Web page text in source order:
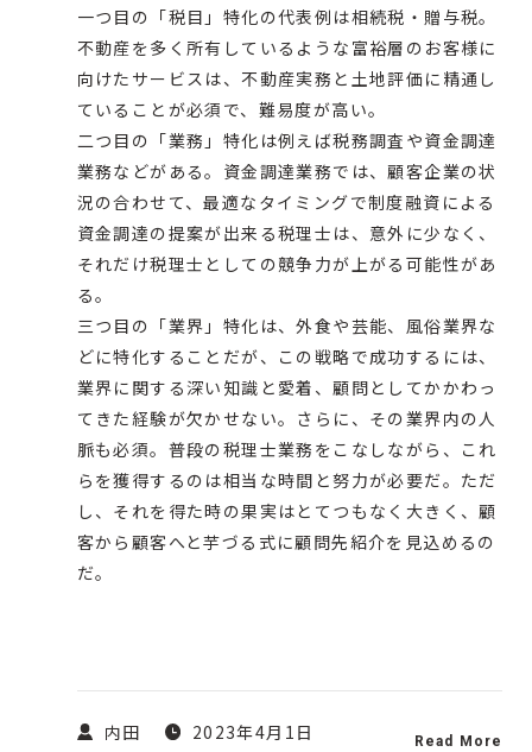
一つ目の「税目」特化の代表例は相続税・贈与税。
不動産を多く所有しているような富裕層のお客様に
向けたサービスは、不動産実務と土地評価に精通し
ていることが必須で、難易度が高い。
二つ目の「業務」特化は例えば税務調査や資金調達
業務などがある。資金調達業務では、顧客企業の状
況の合わせて、最適なタイミングで制度融資による
資金調達の提案が出来る税理士は、意外に少なく、
それだけ税理士としての競争力が上がる可能性があ
る。
三つ目の「業界」特化は、外食や芸能、風俗業界な
どに特化することだが、この戦略で成功するには、
業界に関する深い知識と愛着、顧問としてかかわっ
てきた経験が欠かせない。さらに、その業界内の人
脈も必須。普段の税理士業務をこなしながら、これ
らを獲得するのは相当な時間と努力が必要だ。ただ
し、それを得た時の果実はとてつもなく大きく、顧
客から顧客へと芋づる式に顧問先紹介を見込めるの
だ。
内田
2023年4月1日
Read More